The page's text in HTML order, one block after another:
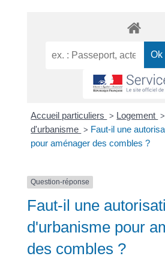
Accueil particuliers > Logement >
d'urbanisme > Faut-il une
pour aménager des combles ?
Question-réponse
Faut-il une
d'urbanisme pour
des combles ?